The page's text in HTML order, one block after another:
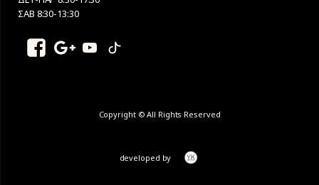
ΣΑΒ 8:30-13:30
Copyright © All Rights Reserved
developed by